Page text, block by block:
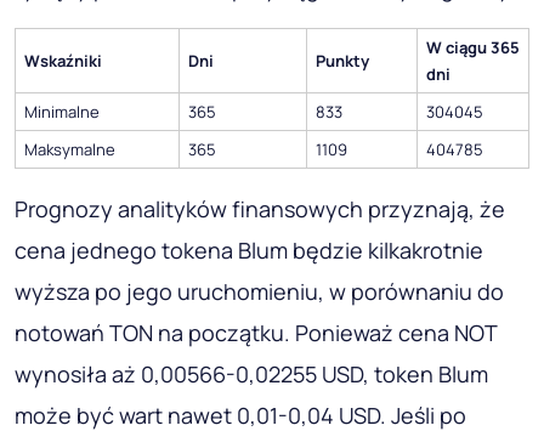
Wskaźniki Dni Punkty
W ciągu 365
dni
Minimalne
365 833
304045
Maksymalne
365 1109 404785
Prognozy analityków finansowych przyznają, że
cena jednego tokena Blum będzie kilkakrotnie
wyższa po jego uruchomieniu, w porównaniu do
notowań TON na początku. Ponieważ cena NOT
wynosiła aż 0,00566-0,02255 USD, token Blum
może być wart nawet 0,01-0,04 USD. Jeśli po